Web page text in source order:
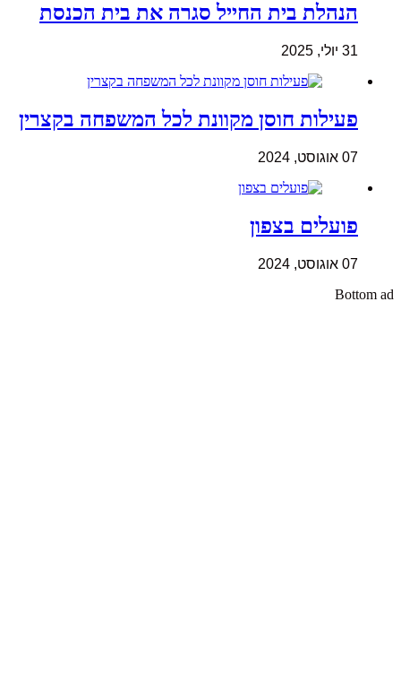
הנהלת בית החייל סגרה את בית הכנסת
31 יולי, 2025
פעילות חוסן מקוונת לכל המשפחה בקצרין
07 אוגוסט, 2024
פועלים בצפון
07 אוגוסט, 2024
Bottom ad